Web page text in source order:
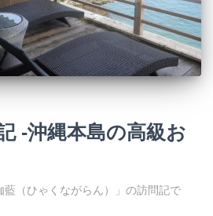
-沖縄本島の高級お
（ひゃくながらん）」の訪問記で